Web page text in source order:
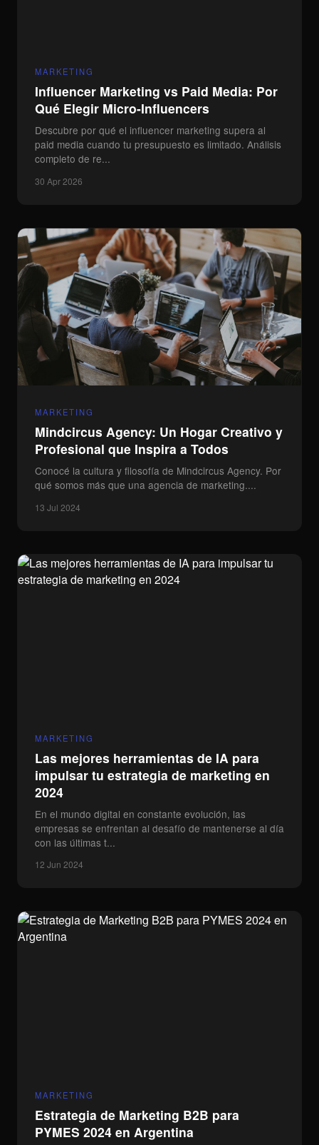
MARKETING
Influencer Marketing vs Paid Media: Por
Qué Elegir Micro-Influencers
Descubre por qué el influencer marketing supera al
paid media cuando tu presupuesto es limitado. Análisis
completo de re...
30 Apr 2026
MARKETING
Mindcircus Agency: Un Hogar Creativo y
Profesional que Inspira a Todos
Conocé la cultura y filosofía de Mindcircus Agency. Por
qué somos más que una agencia de marketing....
13 Jul 2024
MARKETING
Las mejores herramientas de IA para
impulsar tu estrategia de marketing en
2024
En el mundo digital en constante evolución, las
empresas se enfrentan al desafío de mantenerse al día
con las últimas t...
12 Jun 2024
MARKETING
Estrategia de Marketing B2B para
PYMES 2024 en Argentina